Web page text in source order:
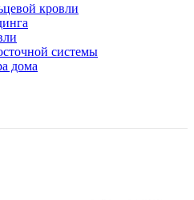
кровли
системы
дома